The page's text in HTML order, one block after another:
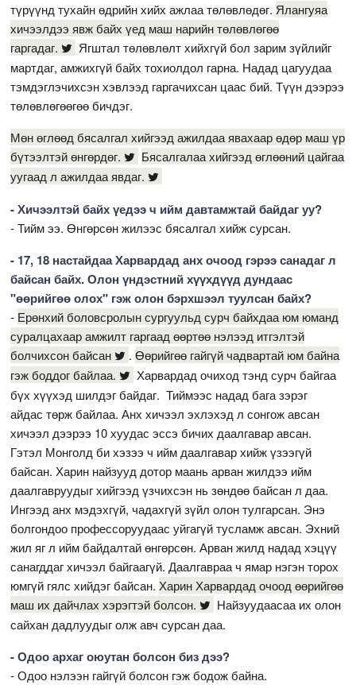
түрүүнд тухайн өдрийн хийх ажлаа төлөвлөдөг. Ялангуяа
хичээлдээ явж байх үед маш нарийн төлөвлөгөө
гаргадаг.
Ягштал төлөвлөлт хийхгүй бол зарим зүйлийг
мартдаг, амжихгүй байх тохиолдол гарна. Надад цагуудаа
тэмдэглэчихсэн хэвлээд гаргачихсан цаас бий. Түүн дээрээ
төлөвлөгөөгөө бичдэг.
Мөн өглөөд бясалгал хийгээд ажилдаа явахаар өдөр маш үр
бүтээлтэй өнгөрдөг.
Бясалгалаа хийгээд өглөөний цайгаа
уугаад л ажилдаа явдаг.
- Хичээлтэй байх үедээ ч ийм давтамжтай байдаг уу?
- Тийм ээ. Өнгөрсөн жилээс бясалгал хийж сурсан.
- 17, 18 настайдаа Харвардад анх очоод гэрээ санадаг л
байсан байх. Олон үндэстний хүүхдүүд дундаас
"өөрийгөө олох" гэж олон бэрхшээл туулсан байх?
- Ерөнхий боловсролын сургуульд сурч байхдаа юм юманд
суралцахаар амжилт гаргаад өөртөө нэлээд итгэлтэй
болчихсон байсан
.Өөрийгөө гайгүй чадвартай юм байна
гэж боддог байлаа.
Харвардад очиход тэнд сурч байгаа
бүх хүүхэд шилдэг байдаг. Тиймээс надад бага зэрэг
айдас төрж байлаа. Анх хичээл эхлэхэд л сонгож авсан
хичээл дээрээ 10 хуудас эссэ бичих даалгавар авсан.
Гэтэл Монголд би хэзээ ч ийм даалгавар хийж үзээгүй
байсан. Харин найзууд дотор маань арван жилдээ ийм
даалгавруудыг хийгээд үзчихсэн нь зөндөө байсан л даа.
Ингээд анх мэдэхгүй, чадахгүй зүйл олон тулгарсан. Энэ
болгондоо профессоруудаас уйгагүй тусламж авсан. Эхний
жил яг л ийм байдалтай өнгөрсөн. Арван жилд надад хэцүү
санагддаг хичээл байгаагүй. Даалгавраа ч ямар нэгэн торох
юмгүй гялс хийдэг байсан.Харин Харвардад очоод өөрийгөө
маш их дайчлах хэрэгтэй болсон.
Найзуудаасаа их олон
сайхан дадлуудыг олж авч сурсан даа.
- Одоо архаг оюутан болсон биз дээ?
- Одоо нэлээн гайгүй болсон гэж бодож байна.